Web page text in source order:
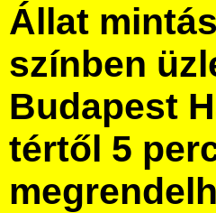
Állat
színben
Budapest
tértől 5